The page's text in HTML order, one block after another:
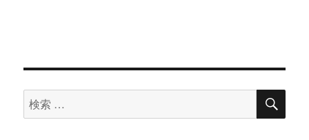
検
索
検